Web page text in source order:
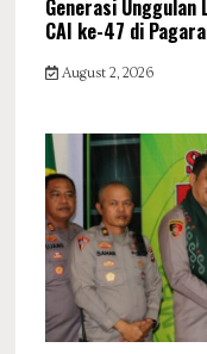
Generasi Unggulan
CAI ke-47 di
August 2, 2026